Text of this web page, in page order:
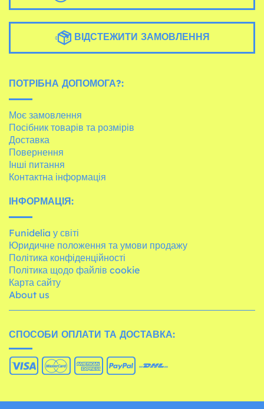
ВІДСТЕЖИТИ ЗАМОВЛЕННЯ
ПОТРІБНА ДОПОМОГА?:
Моє замовлення
Посібник товарів та розмірів
Доставка
Повернення
Інші питання
Контактна інформація
ІНФОРМАЦІЯ:
Funidelia у світі
Юридичне положення та умови продажу
Політика конфіденційності
Політика щодо файлів cookie
Карта сайту
About us
СПОСОБИ ОПЛАТИ ТА ДОСТАВКА: